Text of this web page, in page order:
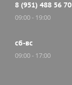
8 (951) 488 56 70
09:00 - 19:00
сб-вс
09:00 - 17:00